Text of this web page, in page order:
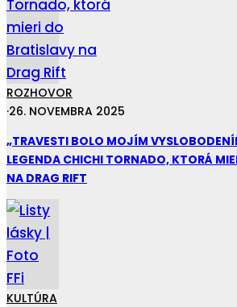
ROZHOVOR
·26. NOVEMBRA 2025
„TRAVESTI BOLO MOJÍM
LEGENDA CHICHI TORNADO, KTORÁ
NA DRAG RIFT
KULTÚRA